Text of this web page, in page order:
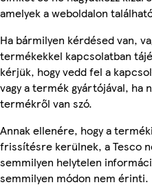
amelyek a weboldalon
Ha bármilyen kérdésed van,
termékekkel kapcsolatban
kérjük, hogy vedd fel a
vagy a termék gyártójával, ha
termékről van szó.
Annak ellenére, hogy a
frissítésre kerülnek, a Tesco
semmilyen helytelen
semmilyen módon nem érinti.